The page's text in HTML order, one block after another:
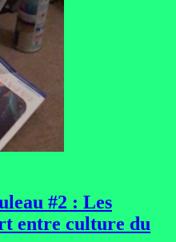
#2 : Les
entre culture du